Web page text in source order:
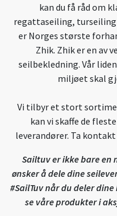
kan du få råd om
regattaseiling, turseiling
er Norges største
Zhik. Zhik er en av
seilbekledning. Vår
miljøet skal
Vi tilbyr et stort
kan vi skaffe de
leverandører. Ta
Sailtuv er ikke bare en
ønsker å dele dine
#SailTuv når du deler
se våre produkter i